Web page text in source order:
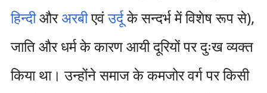
हिन्दीऔरअरबीएवंउर्दूके सन्दर्भ में विशेष रूप से),
जाति और धर्म के कारण आयी दूरियों पर दुःख व्यक्त
किया था। उन्होंने समाज के कमजोर वर्ग पर किसी